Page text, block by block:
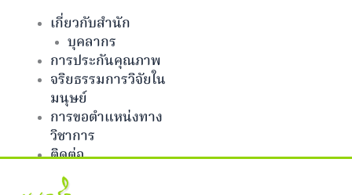
เกี่ยวกับสำนัก
บุคลากร
การประกันคุณภาพ
จริยธรรมการวิจัยใน
มนุษย์
การขอตำแหน่งทาง
วิชาการ
ติดต่อ
ดาวน์โหลดเอกสาร